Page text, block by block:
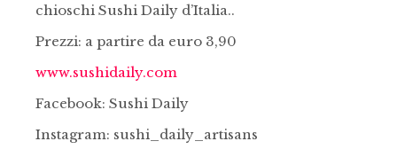
chioschi Sushi Daily d’Italia..
Prezzi: a partire da euro 3,90
www.sushidaily.com
Facebook: Sushi Daily
Instagram: sushi_daily_artisans